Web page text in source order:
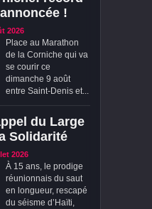
!
2026
Place au Marathon
de la Corniche qui va
se courir ce
dimanche 9 août
entre Saint-Denis et...
du Large
Solidarité
2026
À 15 ans, le prodige
réunionnais du saut
en longueur, rescapé
du séisme d’Haïti,